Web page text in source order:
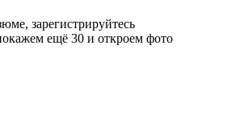
зарегистрируйтесь
ещё 30 и откроем фото